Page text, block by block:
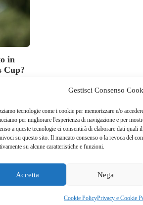
Gestisci Consenso
tecnologie come i cookie per memorizzare e/o
per migliorare l'esperienza di navigazione e per
a queste tecnologie ci consentirà di elaborare dati quali
su questo sito. Il mancato consenso o la revoca del
su alcune caratteristiche e funzioni.
Accetta Nega
Cookie PolicyPrivacy e Cookie
in
Cup?
NEWSLETTER